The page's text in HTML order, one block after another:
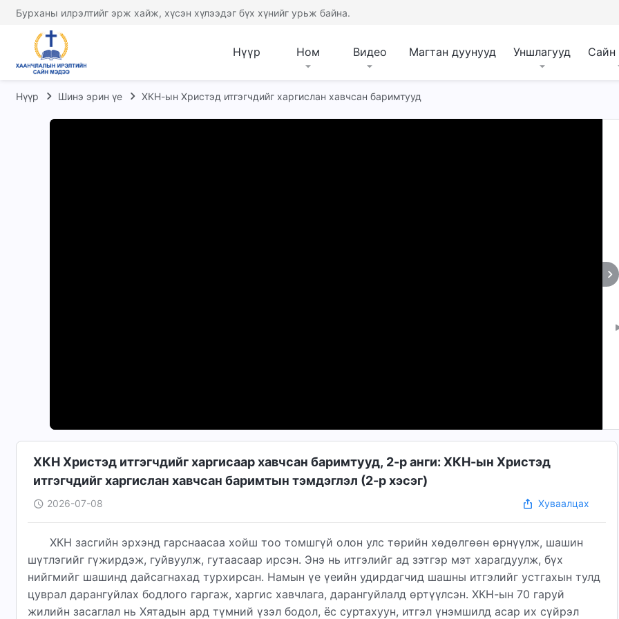
Бурханы илрэлтийг эрж хайж, хүсэн хүлээдэг бүх хүнийг урьж байна.
Нүүр Ном Видео Магтан дуунууд Уншлагууд Сайн
Нүүр Шинэ эрин үе ХКН-ын Христэд итгэгчдийг харгислан хавчсан баримтууд
ХКН Христэд итгэгчдийг харгисаар хавчсан баримтууд, 2-р анги: ХКН-ын Христэд
итгэгчдийг харгислан хавчсан баримтын тэмдэглэл (2-р хэсэг)
2026-07-08 Хуваалцах
ХКН засгийн эрхэнд гарснаасаа хойш тоо томшгүй олон улс төрийн хөдөлгөөн өрнүүлж, шашин
шүтлэгийг гүжирдэж, гуйвуулж, гутаасаар ирсэн. Энэ нь итгэлийг ад зэтгэр мэт харагдуулж, бүх
нийгмийг шашинд дайсагнахад турхирсан. Намын үе үеийн удирдагчид шашны итгэлийг устгахын тулд
цуврал дарангуйлах бодлого гаргаж, харгис хавчлага, дарангуйлалд өртүүлсэн. ХКН-ын 70 гаруй
жилийн засаглал нь Хятадын ард түмний үзэл бодол, ёс суртахуун, итгэл үнэмшилд асар их сүйрэл